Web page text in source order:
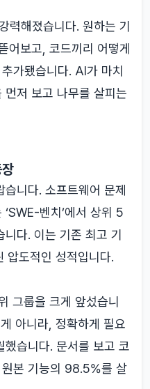
력해졌습니다. 원하는 기
어보고, 코드끼리 어떻게
가됐습니다. AI가 마치
저 보고 나무를 살피는
니다. 소프트웨어 문제
벤치’에서 상위 5
다. 이는 기존 최고 기
압도적인 성적입니다.
그룹을 크게 앞섰습니
아니라, 정확하게 필요
습니다. 문서를 보고 코
본 기능의 98.5%를 살